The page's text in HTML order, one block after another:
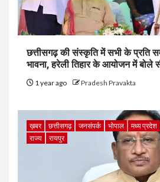
छत्तीसगढ़ की संस्कृति में सभी के प्रति
भावना, हरेली तिहार के आयोजन में बोले
1 year ago Pradesh Pravakta
ख़बर छत्तीसगढ़ जनसंपर्क भोपाल मध्य प्रदेश
राज्य
रायपुर